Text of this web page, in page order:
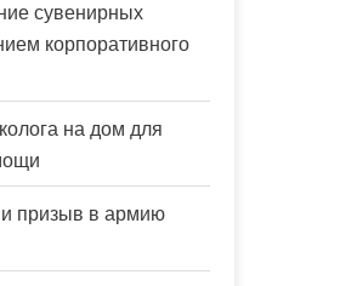
сувенирных
корпоративного
на дом для
призыв в армию